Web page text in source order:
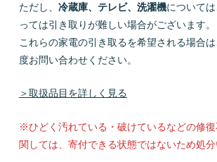
ただし、 冷蔵庫、テレビ、洗濯機について
っては引き取りが難しい場合がございます。
これらの家電の引き取るを希望される場合
度お問い合わせください。
＞取扱品目を詳しく見る
※ひどく汚れている・破けているなどの修
関しては、寄付できる状態ではないため処分